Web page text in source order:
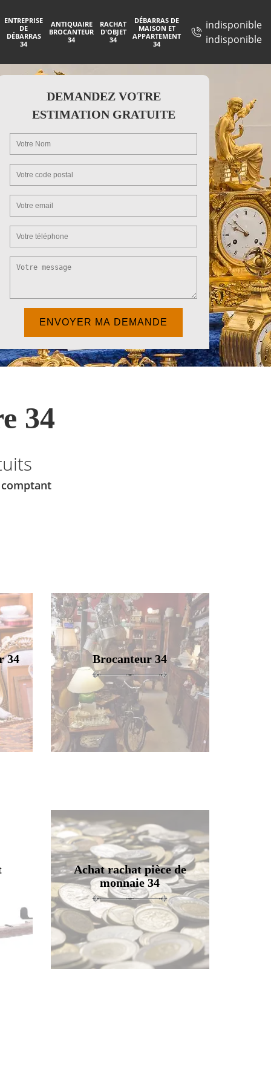
ENTREPRISE
DE
DÉBARRAS
34
ANTIQUAIRE
BROCANTEUR
34
RACHAT
D'OBJET
34
DÉBARRAS DE
MAISON ET
APPARTEMENT
34
indisponible
indisponible
DEMANDEZ VOTRE
ESTIMATION GRATUITE
34
34 Brocanteur 34
Achat rachat pièce de
monnaie 34